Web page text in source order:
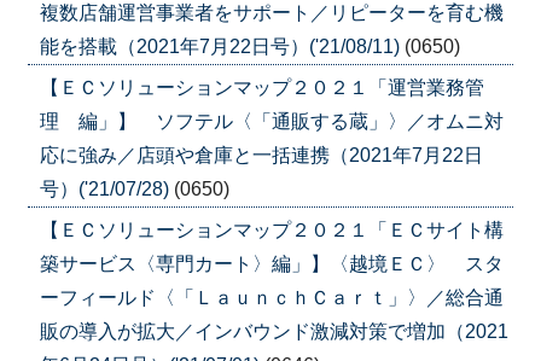
複数店舗運営事業者をサポート／リピーターを育む機
能を搭載（2021年7月22日号）('21/08/11) (0650)
【ＥＣソリューションマップ２０２１「運営業務管
理 編」】 ソフテル〈「通販する蔵」〉／オムニ対
応に強み／店頭や倉庫と一括連携（2021年7月22日
号）('21/07/28) (0650)
【ＥＣソリューションマップ２０２１「ＥＣサイト構
築サービス〈専門カート〉編」】〈越境ＥＣ〉 スタ
ーフィールド〈「ＬａｕｎｃｈＣａｒｔ」〉／総合通
販の導入が拡大／インバウンド激減対策で増加（2021